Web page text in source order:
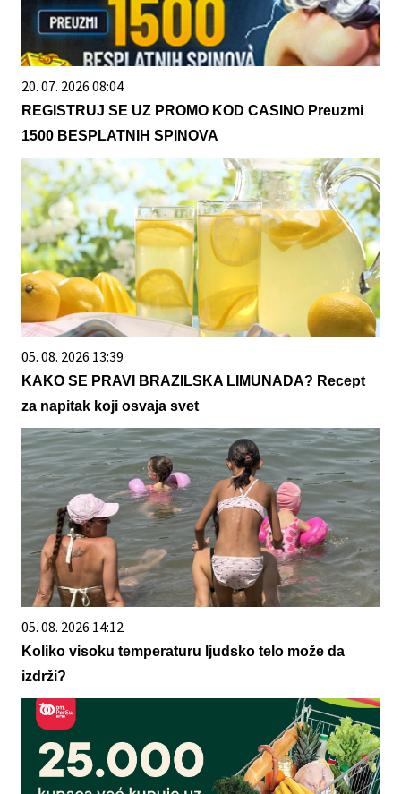
20. 07. 2026 08:04
REGISTRUJ SE UZ PROMO KOD CASINO Preuzmi
1500 BESPLATNIH SPINOVA
05. 08. 2026 13:39
KAKO SE PRAVI BRAZILSKA LIMUNADA? Recept
za napitak koji osvaja svet
05. 08. 2026 14:12
Koliko visoku temperaturu ljudsko telo može da
izdrži?